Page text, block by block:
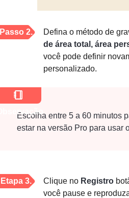
Passo 2. Defina o método de
de área total, área
você pode definir
personalizado.
Observação
Escolha entre 5 a 60 minutos
estar na versão Pro para usar
Etapa 3. Clique no Registro
você pause e